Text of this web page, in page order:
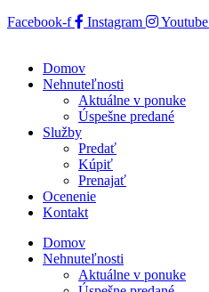
Facebook-f
Instagram Youtube
Domov
Nehnuteľnosti
Aktuálne v ponuke
Úspešne predané
Služby
Predať
Kúpiť
Prenajať
Ocenenie
Kontakt
Domov
Nehnuteľnosti
Aktuálne v ponuke